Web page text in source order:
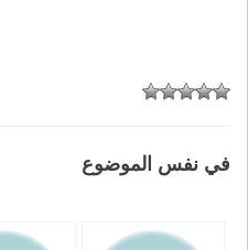
في نفس الموضوع